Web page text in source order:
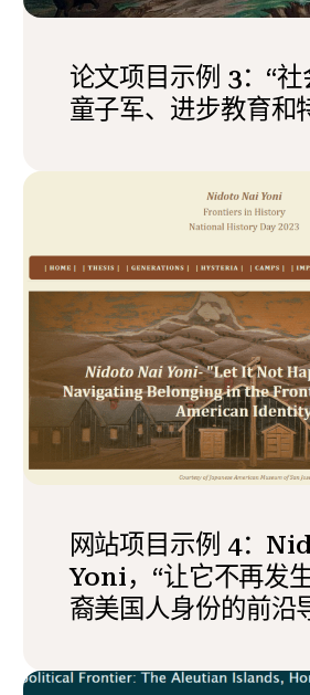
论文项目示例 3：“社
童子军、进步教育和
网站项目示例 4：
Yoni，“让它不再发
裔美国人身份的前沿